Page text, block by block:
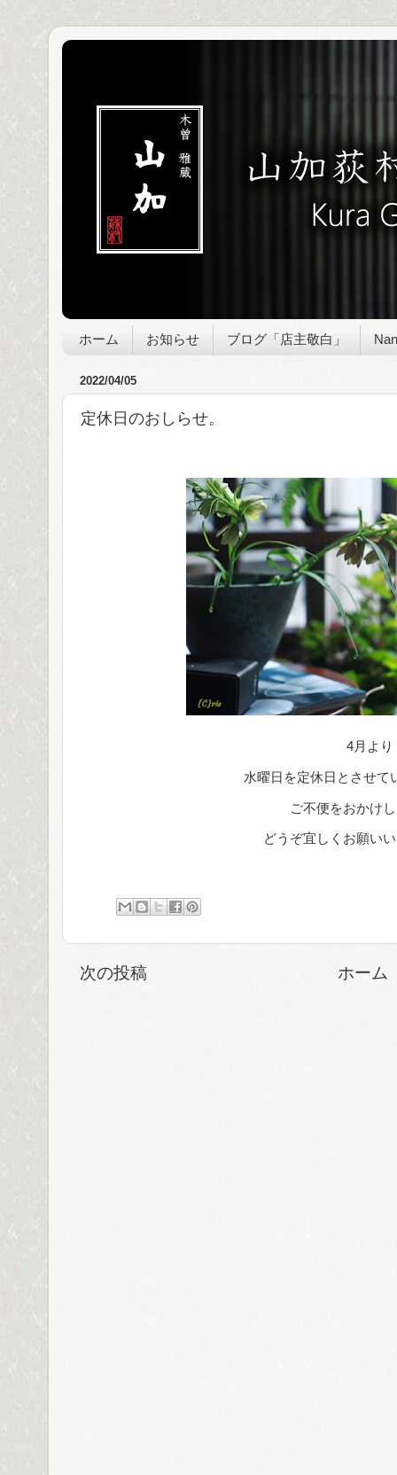
ホーム お知らせ ブログ「店主敬白」
2022/04/05
定休日のおしらせ。
4月より
水曜日を定休日とさせて
ご不便をおかけ
どうぞ宜しくお願い
次の投稿 ホーム